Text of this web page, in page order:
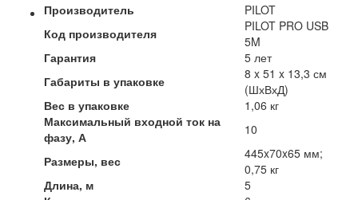
Производитель
PILOT
Код производителя
PILOT PRO USB
5M
Гарантия
5 лет
Габариты в упаковке
8 x 51 x 13,3 см
(ШхВхД)
Вес в упаковке
1,06 кг
Максимальный входной ток на
фазу, А
10
Размеры, вес
445x70x65 мм;
0,75 кг
Длина, м
5